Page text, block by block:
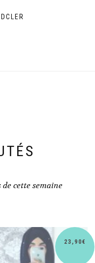
cette semaine
30,90€